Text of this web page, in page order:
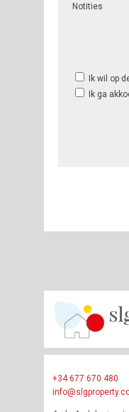
Notities
Ik wil op
Ik ga
+34 677 670 480